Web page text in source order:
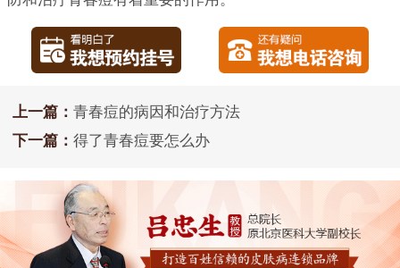
上一篇： 青春痘的病因和治疗方法
下一篇： 得了青春痘要怎么办